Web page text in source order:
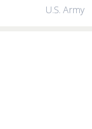
U.S. Army